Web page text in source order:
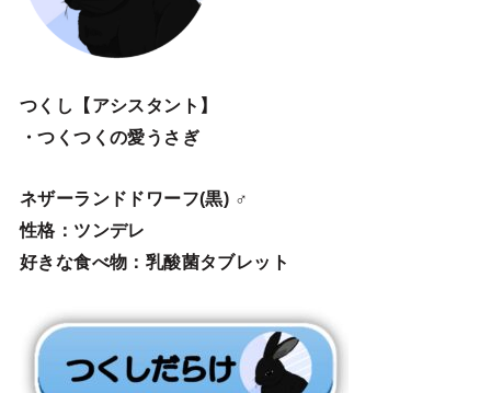
つくし【アシスタント】
・つくつくの愛うさぎ
ネザーランドドワーフ(黒) ♂
性格：ツンデレ
好きな食べ物：乳酸菌タブレット